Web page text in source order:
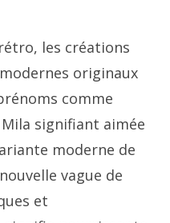
les créations
originaux
comme
signifiant aimée
moderne de
vague de
et